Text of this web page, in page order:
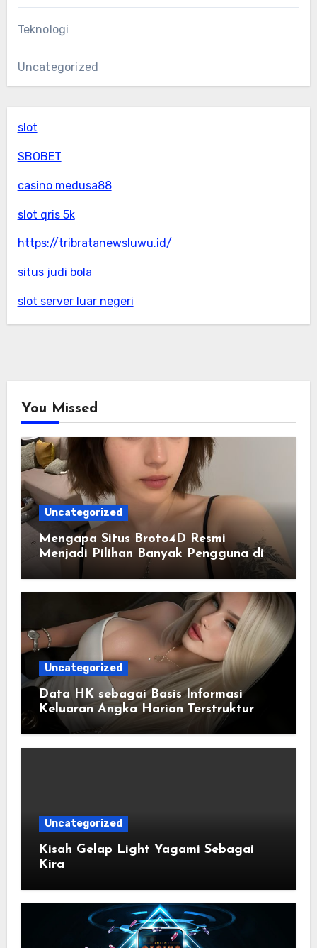
Teknologi
Uncategorized
slot
SBOBET
casino medusa88
slot qris 5k
https://tribratanewsluwu.id/
situs judi bola
slot server luar negeri
You Missed
Uncategorized
Mengapa Situs Broto4D Resmi
Menjadi Pilihan Banyak Pengguna di
Uncategorized
Data HK sebagai Basis Informasi
Keluaran Angka Harian Terstruktur
Uncategorized
Kisah Gelap Light Yagami Sebagai
Kira